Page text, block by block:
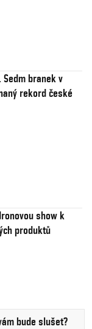
Sedm branek v
rekord české
show k
produktů
bude slušet?